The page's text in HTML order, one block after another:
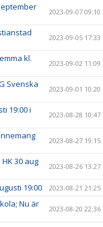
2023-09-07 09:10
2023-09-05 17:33
kl.
2023-09-02 11:09
Svenska
2023-09-01 10:20
19:00 i
2023-08-28 10:47
2023-08-27 19:15
30 aug
2023-08-26 13:27
19:00 2023-08-21 21:25
Nu är
2023-08-20 22:36